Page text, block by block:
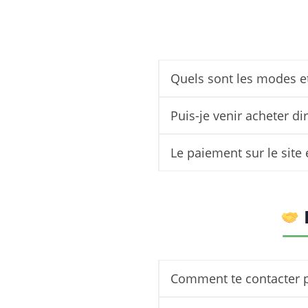
Quels sont les modes
Puis-je venir acheter
Le paiement sur le site
Comment te contacter